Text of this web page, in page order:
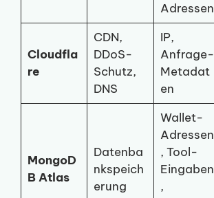
Adressen
Cloudfla
re
CDN,
DDoS-
Schutz,
DNS
IP,
Anfrage-
Metadat
en
MongoD
B Atlas
Datenba
nkspeich
erung
Wallet-
Adressen
, Tool-
Eingaben
,